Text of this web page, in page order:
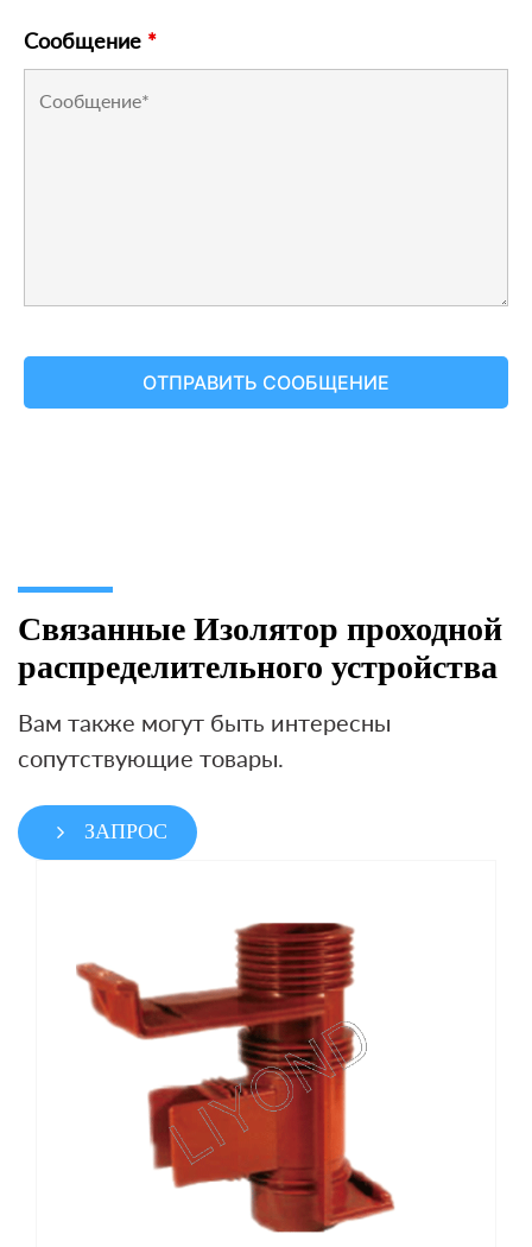
Сообщение *
Связанные Изолятор проходной
распределительного устройства
Вам также могут быть интересны
сопутствующие товары.
ЗАПРОС